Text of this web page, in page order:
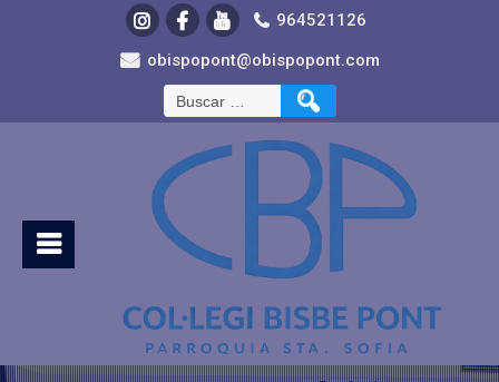
964521126
obispopont@obispopont.com